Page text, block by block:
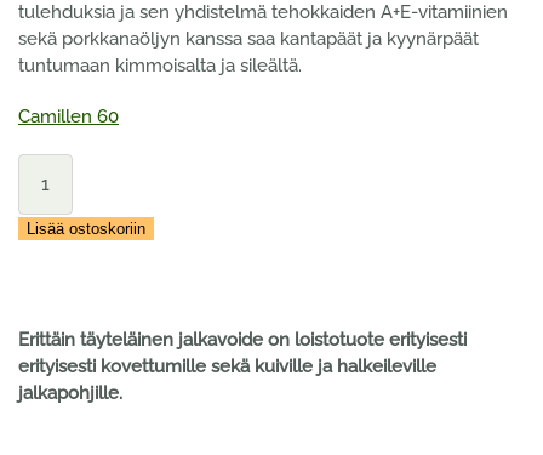
tulehduksia ja sen yhdistelmä tehokkaiden A+E-vitamiinien
sekä porkkanaöljyn kanssa saa kantapäät ja kyynärpäät
tuntumaan kimmoisalta ja sileältä.
Camillen 60
Kovettumavoide
Fissure
ml
määrä
Lisää ostoskoriin
Erittäin täyteläinen jalkavoide on loistotuote erityisesti
erityisesti kovettumille sekä kuiville ja halkeileville
jalkapohjille.